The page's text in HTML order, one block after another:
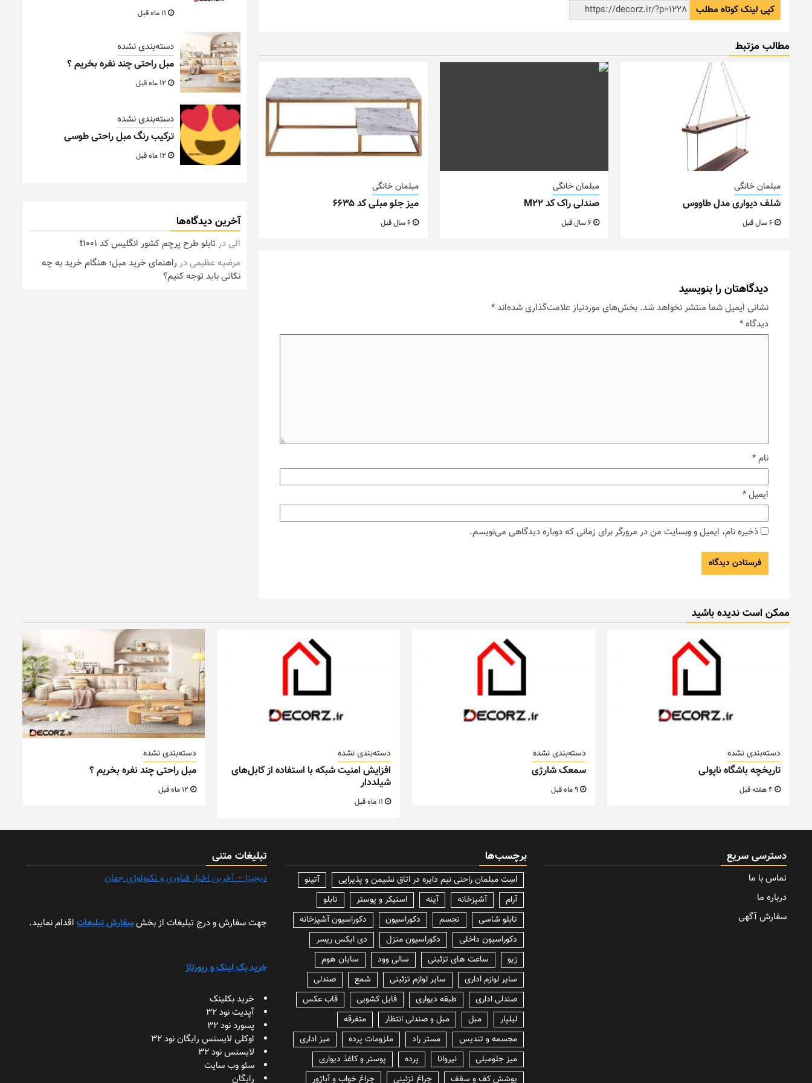
کپی لینک کوتاه مطلب
مطالب مزتبط
مبلمان خانگی
شلف دیواری مدل طاووس
مبلمان خانگی
صندلی راک کد M22
6 سال قبل
مبلمان خانگی
میز جلو مبلی کد ۶۶۳۵
6 سال قبل
دیدگاهتان را بنویسید
نشانی ایمیل شما منتشر نخواهد شد. بخش‌های موردنیاز علامت‌گذاری شده‌اند*
دیدگاه*
نام*
ایمیل*
ذخیره نام، ایمیل و وبسایت من در مرورگر برای زمانی که دوباره دیدگاهی می‌نویسم.
دسته‌بندی نشده
مبل راحتی چند نفره بخریم ؟
دسته‌بندی نشده
ترکیب رنگ مبل راحتی طوسی
آخرین دیدگاه‌ها
الیدرتابلو طرح پرچم کشور انگلیس کد t1001
مرضیه عظیمیدر راهنمای خرید مبل؛ هنگام خرید به چه
نکاتی باید توجه کنیم؟
ممکن است ندیده باشید
دسته‌بندی نشده
تاریخچه باشگاه ناپولی
دسته‌بندی نشده
سمعک شارژی
9 ماه قبل
دسته‌بندی نشده
افزایش امنیت شبکه با استفاده از کابل‌های
شیلددار
دسته‌بندی نشده
مبل راحتی چند نفره بخریم ؟
دسترسی سریع
تماس با ما
درباره ما
سفارش آگهی
برچسب‌ها
lسِت مبلمان راحتی نیم دایره در اتاق نشیمن و پذیرایی
آتینو
آرام
آشپزخانه آینه استیکر و پوستر
تابلو
تابلو شاسی
تجسم دکوراسیون
دکوراسیون آشپزخانه
دکوراسیون داخلی
دکوراسیون منزل
دی ایکس ریسر
زیو
ساعت های تزئینی سالی وود
سایان هوم
سایر لوازم اداری
سایر لوازم تزئینی شمع
صندلی
صندلی اداری
طبقه دیواری فایل کشویی
قاب عکس
لیلپار
مبل مبل و صندلی انتظار
متفرقه
مجسمه و تندیس
مستر راد ملزومات پرده
میز اداری
میز جلومبلی
نیروانا پرده
پوستر و کاغذ دیواری
پوشش کف و سقف
چراغ تزئینی چراغ خواب و آباژور
تبلیغات متنی
دیجیزا – آخرین اخبار فناوری و تکنولوژی جهان
جهت سفارش و درج تبلیغات از بخشسفارش تبلیغات اقدام نمایید.
خرید بک لینک و رپورتاژ
خرید بکلینک
آپدیت نود 32
پسورد نود 32
اوکلی لایسنس رایگان نود 32
لایسنس نود 32
سئو وب سایت
رایگان